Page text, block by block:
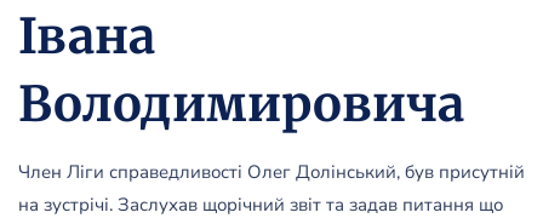
Івана
Володимировича
Член Ліги справедливості Олег Долінський, був присутній
на зустрічі. Заслухав щорічний звіт та задав питання що